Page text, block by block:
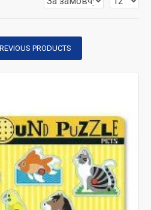
пользу и были более
общества имели
мастеров и необычные
деревянных игрушек
в Средние века,
половина девятнадцатого
Северной Европе. В то
вариантами таких
и куклы, они были
и с удовольствием
В том же веке настоящим
кукол и миниатюрные
PRODUCTS